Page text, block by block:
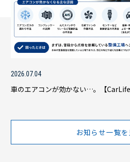
2026.07.04
車のエアコンが効かない…。【CarLife
お知らせ一覧を